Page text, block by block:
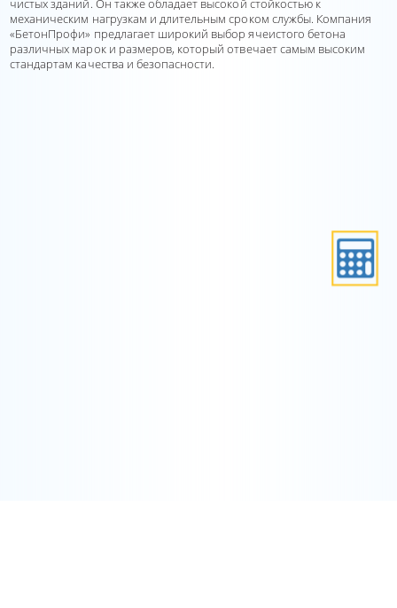
чистых зданий. Он также обладает высокой стойкостью к
механическим нагрузкам и длительным сроком службы. Компания
«БетонПрофи» предлагает широкий выбор ячеистого бетона
различных марок и размеров, который отвечает самым высоким
стандартам качества и безопасности.